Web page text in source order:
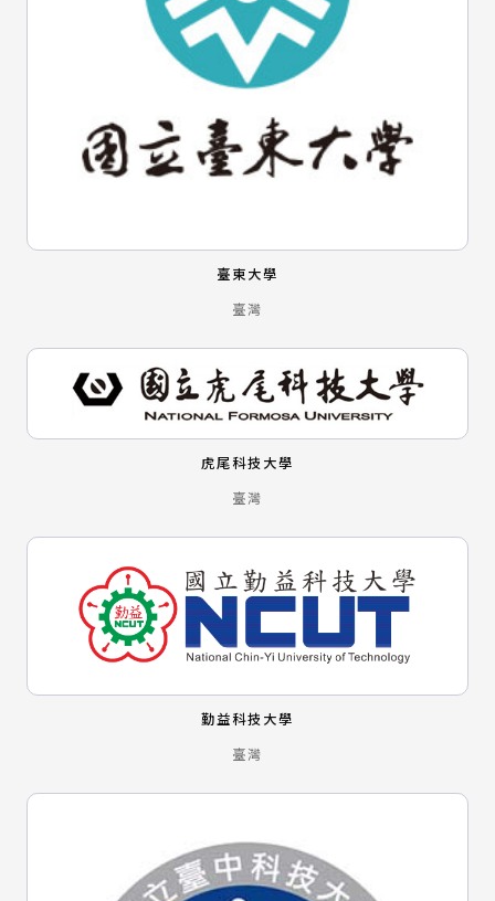
臺東大學
臺灣
虎尾科技大學
臺灣
勤益科技大學
臺灣